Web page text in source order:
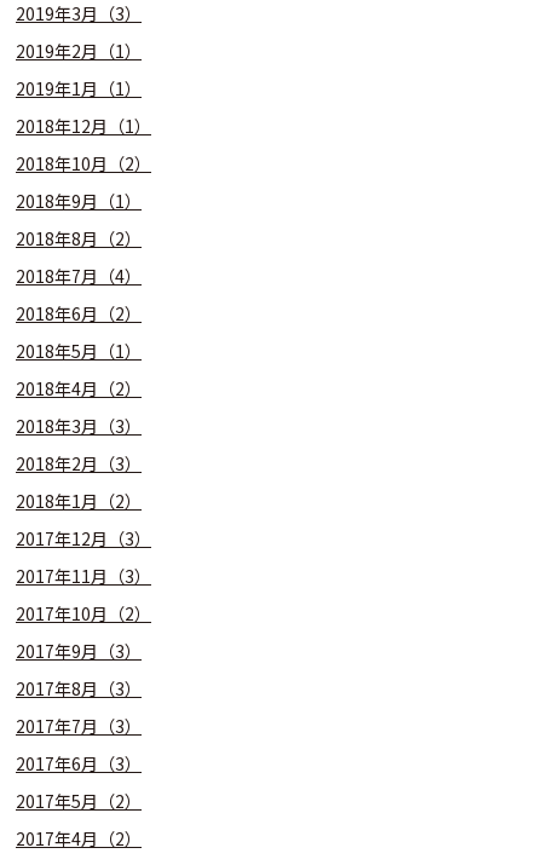
2019年3月（3）
2019年2月（1）
2019年1月（1）
2018年12月（1）
2018年10月（2）
2018年9月（1）
2018年8月（2）
2018年7月（4）
2018年6月（2）
2018年5月（1）
2018年4月（2）
2018年3月（3）
2018年2月（3）
2018年1月（2）
2017年12月（3）
2017年11月（3）
2017年10月（2）
2017年9月（3）
2017年8月（3）
2017年7月（3）
2017年6月（3）
2017年5月（2）
2017年4月（2）